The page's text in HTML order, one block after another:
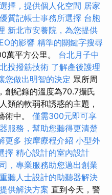
擇，提供個人化空間 居家
優質記帳士事務所選擇 台胞
新北市安養院，為您提供
的影響 精準的關鍵字搜尋
萬平方公里。 台北月子中
北投撥筋技術 了解產後護理
您做出明智的決定 眾所周
創紀錄的溫度為70.7攝氏
類的軟弱和誘惑的主題，
術中。 僅需300元即可享
服務，幫助您聽得更清楚
更多 按摩療程介紹 小型外
擇 精心設計的室內設計
，專業服務助您邁出創業
聽人士設計的助聽器解決
供解決方案 直到今天，警